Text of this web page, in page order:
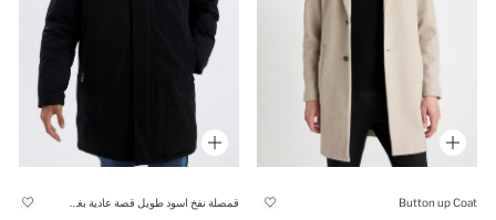
Button up Coat